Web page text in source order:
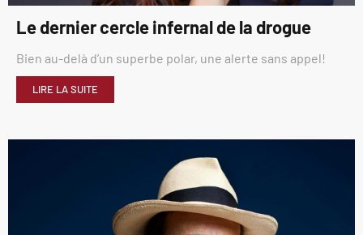
Le dernier cercle infernal de la drogue
Bien au-delà d’un superbe polar, une alerte sans appel!
LIRE LA SUITE